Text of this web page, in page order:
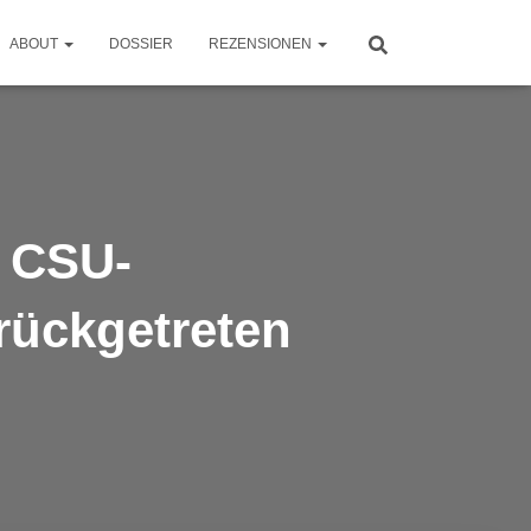
ABOUT DOSSIER REZENSIONEN